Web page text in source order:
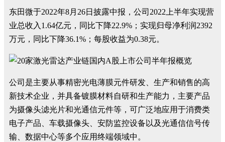
东田微于2022年8月26日披露中报，公司2022上半年实现营
业总收入1.64亿元，同比下降22.9%；实现归母净利润2392
万元，同比下降36.1%；每股收益为0.38元。
公司是主要从事精密光电薄膜元件研发、生产和销售的高
新技术企业，并具备镀膜材料自研和生产能力，主要产品
为摄像头滤光片和光通信元件等，可广泛地应用于消费类
电子产品、车载摄像头、安防监控设备以及光通信信号传
输、数据中心等多个应用终端领域中。